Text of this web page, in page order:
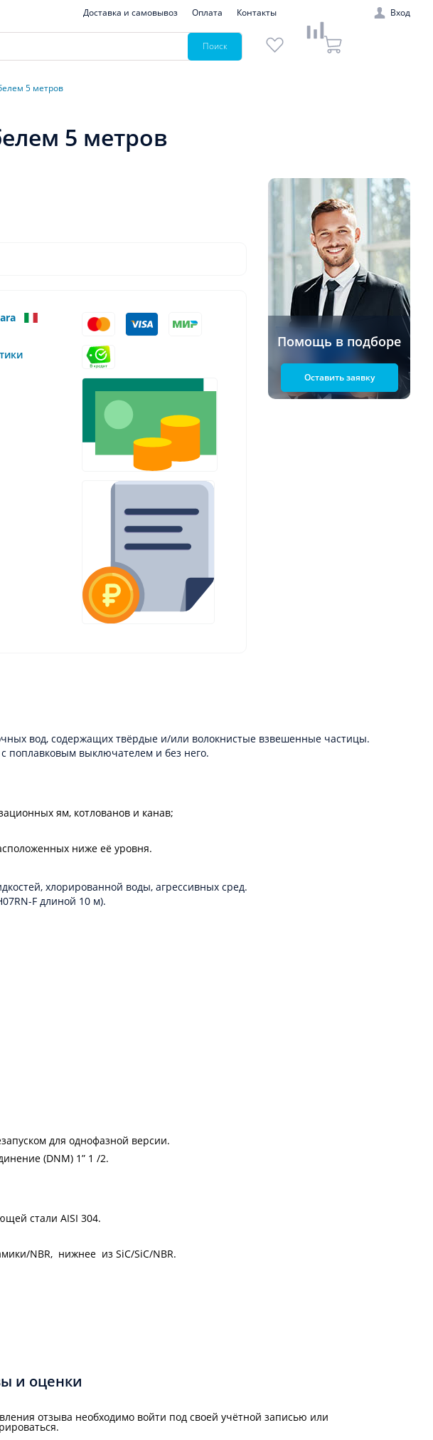
Доставка и самовывоз Оплата Контакты Вход
Поиск
5 метров
5 метров
Помощь в подборе
Оставить заявку
вод, содержащих твёрдые и/или волокнистые взвешенные частицы.
поплавковым выключателем и без него.
ям, котлованов и канав;
ниже её уровня.
хлорированной воды, агрессивных сред.
F длиной 10 м).
для однофазной версии.
(DNM) 1” 1 /2.
стали AISI 304.
NBR, нижнее из SiC/SiC/NBR.
и оценки
отзыва необходимо войти под своей учётной записью или